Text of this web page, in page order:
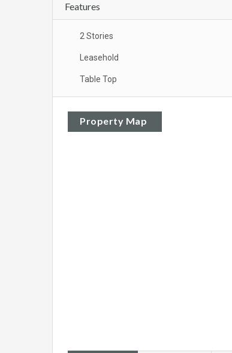
Features
2 Stories
Leasehold
Table Top
Property Map